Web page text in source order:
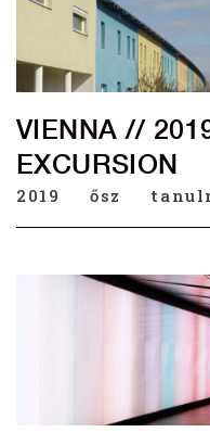
VIENNA //
EXCURSION
2019 ősz